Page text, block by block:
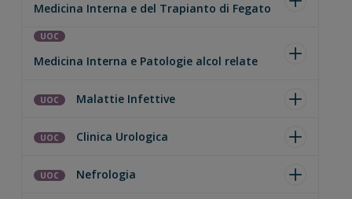
Medicina Interna e del Trapianto di Fegato
UOC
Medicina Interna e Patologie alcol relate
UOC Malattie Infettive
UOC Clinica Urologica
UOC Nefrologia